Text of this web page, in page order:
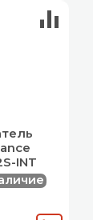
INT